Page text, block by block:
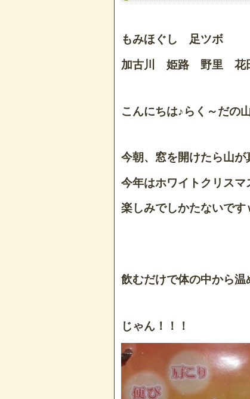
もみほぐし 足ツボ
加古川 姫路 野里 花
こんにちは♪らく～だの
今朝、窓を開けたら山
今年はホワイトクリスマ
楽しみでしかたないです
飲むだけで体の中から温
じゃん！！！